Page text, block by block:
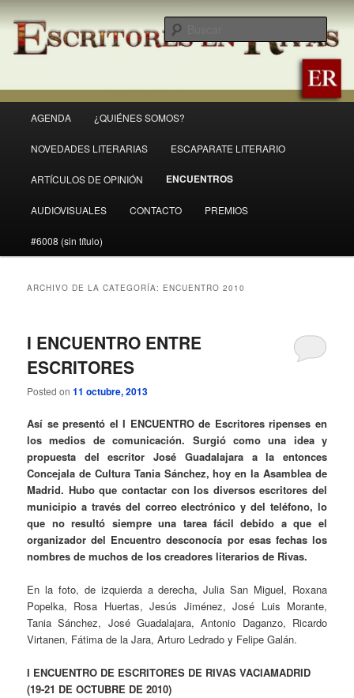
Ir
al
contenido
principal
Ir
al
contenido
secundario
Revista Escritores en Rivas
principal
AGENDA ¿QUIÉNES SOMOS?
NOVEDADES LITERARIAS ESCAPARATE LITERARIO
ARTÍCULOS DE OPINIÓN ENCUENTROS
AUDIOVISUALES CONTACTO PREMIOS
#6008 (sin título)
ARCHIVO DE LA CATEGORÍA: ENCUENTRO 2010
I ENCUENTRO ENTRE
ESCRITORES
Posted on11 octubre, 2013
Así se presentó el I ENCUENTRO de Escritores ripenses en
los medios de comunicación. Surgió como una idea y
propuesta del escritor José Guadalajara a la entonces
Concejala de Cultura Tania Sánchez, hoy en la Asamblea de
Madrid. Hubo que contactar con los diversos escritores del
municipio a través del correo electrónico y del teléfono, lo
que no resultó siempre una tarea fácil debido a que el
organizador del Encuentro desconocía por esas fechas los
nombres de muchos de los creadores literarios de Rivas.
En la foto, de izquierda a derecha, Julia San Miguel, Roxana
Popelka, Rosa Huertas, Jesús Jiménez, José Luis Morante,
Tania Sánchez, José Guadalajara, Antonio Daganzo, Ricardo
Virtanen, Fátima de la Jara, Arturo Ledrado y Felipe Galán.
I ENCUENTRO DE ESCRITORES DE RIVAS VACIAMADRID
(19-21 DE OCTUBRE DE 2010)